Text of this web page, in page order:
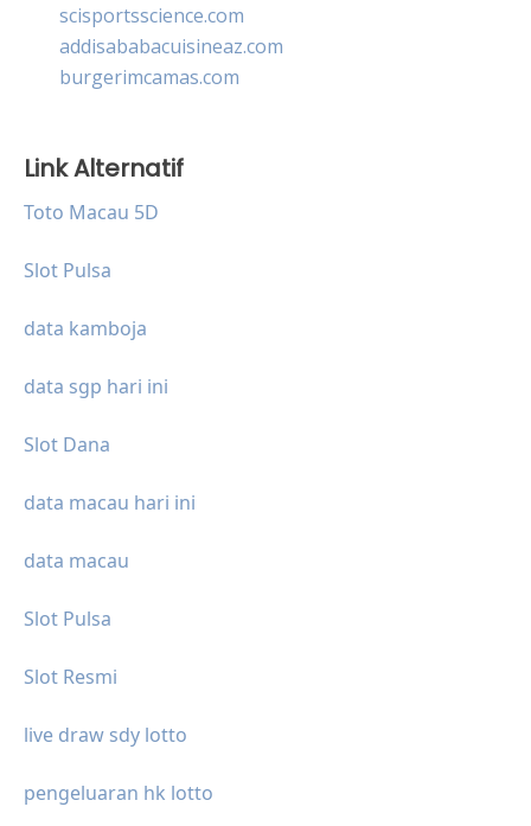
scisportsscience.com
addisababacuisineaz.com
burgerimcamas.com
Link Alternatif
Toto Macau 5D
Slot Pulsa
data kamboja
data sgp hari ini
Slot Dana
data macau hari ini
data macau
Slot Pulsa
Slot Resmi
live draw sdy lotto
pengeluaran hk lotto